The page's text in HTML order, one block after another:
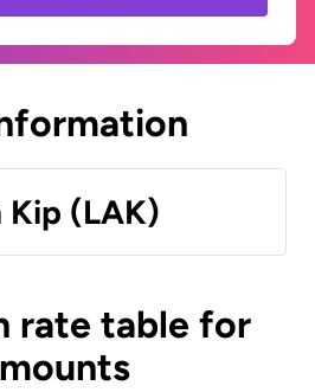
Kip (LAK)
rate table for